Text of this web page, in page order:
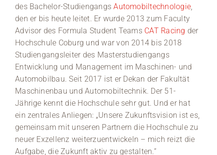
des Bachelor-StudiengangsAutomobiltechnologie,
den er bis heute leitet. Er wurde 2013 zum Faculty
Advisor des Formula Student TeamsCAT Racing der
Hochschule Coburg und war von 2014 bis 2018
Studiengangsleiter des Masterstudiengangs
Entwicklung und Management im Maschinen- und
Automobilbau. Seit 2017 ist er Dekan der Fakultät
Maschinenbau und Automobiltechnik. Der 51-
Jährige kennt die Hochschule sehr gut. Und er hat
ein zentrales Anliegen: „Unsere Zukunftsvision ist es,
gemeinsam mit unseren Partnern die Hochschule zu
neuer Exzellenz weiterzuentwickeln – mich reizt die
Aufgabe, die Zukunft aktiv zu gestalten.“